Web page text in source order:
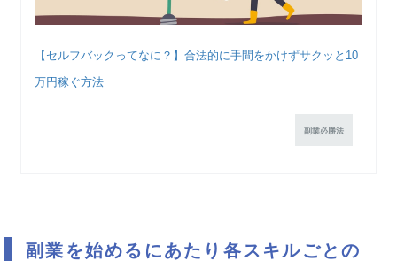
【セルフバックってなに？】合法的に手間をかけずサクッと10
万円稼ぐ方法
副業必勝法
副業を始めるにあたり各スキルごとの